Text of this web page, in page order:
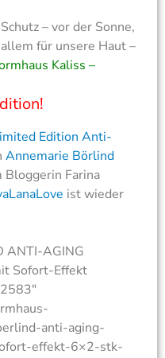
– vor der Sonne,
für unsere Haut –
Kaliss –
Edition Anti-
Annemarie Börlind
Farina
ist wieder
ANTI-AGING
Sofort-Effekt
anti-aging-
effekt-6×2-stk-